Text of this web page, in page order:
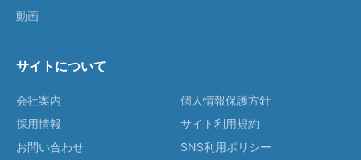
動画
サイトについて
会社案内
採用情報
お問い合わせ
個人情報保護方針
サイト利用規約
SNS利用ポリシー